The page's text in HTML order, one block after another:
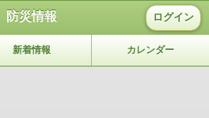
防災情報 ログイン
新着情報 カレンダー